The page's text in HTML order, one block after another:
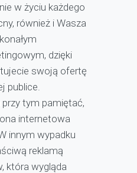
w życiu każdego
również i Wasza
dzięki
swoją ofertę
publice.
tym pamiętać,
internetowa
innym wypadku
reklamą
która wygląda